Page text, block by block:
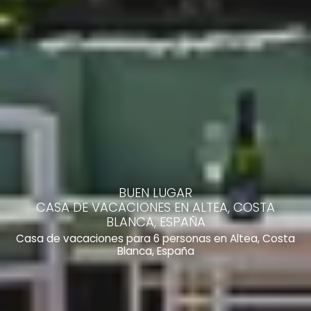
BUEN LUGAR
CASA DE VACACIONES EN ALTEA, COSTA
BLANCA, ESPAÑA
Casa de vacaciones para 6 personas en Altea, Costa
Blanca, España